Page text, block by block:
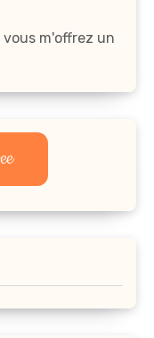
m'offrez un